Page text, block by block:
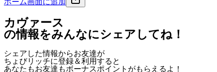
ホーム画面に追加
カヴァース
の情報をみんなにシェアしてね！
シェアした情報からお友達が
ちょびリッチに登録＆利用すると
あなたもお友達もボーナスポイント がもらえるよ！